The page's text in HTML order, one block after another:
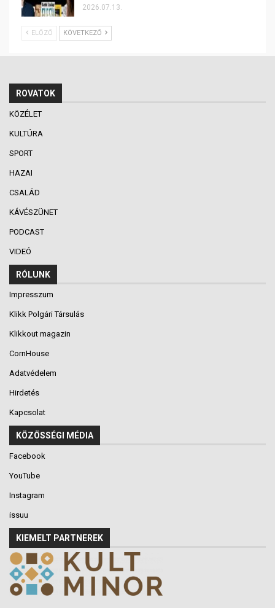
2026.07.13.
ELŐZŐ KÖVETKEZŐ
ROVATOK
KÖZÉLET
KULTÚRA
SPORT
HAZAI
CSALÁD
KÁVÉSZÜNET
PODCAST
VIDEÓ
RÓLUNK
Impresszum
Klikk Polgári Társulás
Klikkout magazin
CornHouse
Adatvédelem
Hirdetés
Kapcsolat
KÖZÖSSÉGI MÉDIA
Facebook
YouTube
Instagram
issuu
KIEMELT PARTNEREK